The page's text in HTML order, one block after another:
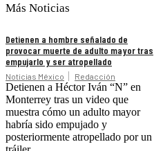
Más Noticias
Detienen a hombre señalado de
provocar muerte de adulto mayor tras
empujarlo y ser atropellado
Noticias México Redacción
Detienen a Héctor Iván “N” en
Monterrey tras un video que
muestra cómo un adulto mayor
habría sido empujado y
posteriormente atropellado por un